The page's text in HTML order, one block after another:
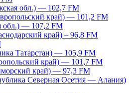
обл.) — 102,7 FM
край) — 101,2 FM
обл.) — 107,2 FM
край) – 96,8 FM
Татарстан) — 105,9 FM
край) — 101,7 FM
край) — 97,3 FM
Северная Осетия — Алания)